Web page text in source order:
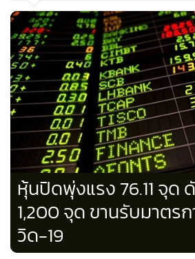
หุ้นปิดพุ่งแรง 76.11 จุด
1,200 จุด ขานรับมาตรก
วิด-19